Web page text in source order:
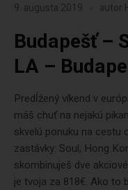
9. augusta 2019 autor
Budapešť –
LA –
Predĺžený víkend v
máš chuť na nejakú
skvelú ponuku na cestu
zastávky: Soul, Hong
skombinuješ dve
je tvoja za 818€. Ako to